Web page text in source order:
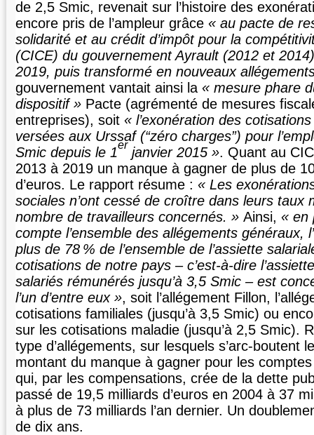
de 2,5 Smic, revenait sur l’histoire des
encore pris de l’ampleur grâce
au pacte de
solidarité et au crédit d’impôt pour la
(CICE) du gouvernement Ayrault (2012 et
2019, puis transformé en nouveaux
gouvernement vantait ainsi la
mesure phare
dispositif
Pacte (agrémenté de mesures
entreprises), soit
l’exonération des
versées aux Urssaf ( zéro charges ) pour
Smic depuis le 1er janvier 2015
. Quant au
2013 à 2019 un manque à gagner de plus de
d’euros. Le rapport résume :
Les
sociales n’ont cessé de croître dans leurs taux
nombre de travailleurs concernés.
Ainsi,
en
compte l’ensemble des allégements généraux,
plus de 78 % de l’ensemble de l’assiette
cotisations de notre pays – c’est-à-dire
salariés rémunérés jusqu’à 3,5 Smic – est
l’un d’entre eux
, soit l’allégement Fillon,
cotisations familiales (jusqu’à 3,5 Smic) ou
sur les cotisations maladie (jusqu’à 2,5 Smic).
type d’allégements, sur lesquels s’arc-boutent
montant du manque à gagner pour les
qui, par les compensations, crée de la dette
passé de 19,5 milliards d’euros en 2004 à 37
à plus de 73 milliards l’an dernier. Un
de dix ans.